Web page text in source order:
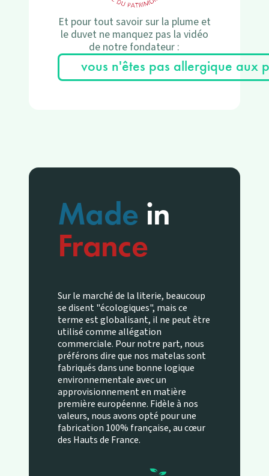
Et pour tout savoir sur la plume et
le duvet ne manquez pas la vidéo
de notre fondateur :
vous n'êtes pas allergique aux
Made in
France
Sur le marché de la literie, beaucoup
se disent "écologiques", mais ce
terme est globalisant, il ne peut être
utilisé comme allégation
commerciale. Pour notre part, nous
préférons dire que nos matelas sont
fabriqués dans une bonne logique
environnementale avec un
approvisionnement en matière
première européenne. Fidèle à nos
valeurs, nous avons opté pour une
fabrication 100% française, au cœur
des Hauts de France.